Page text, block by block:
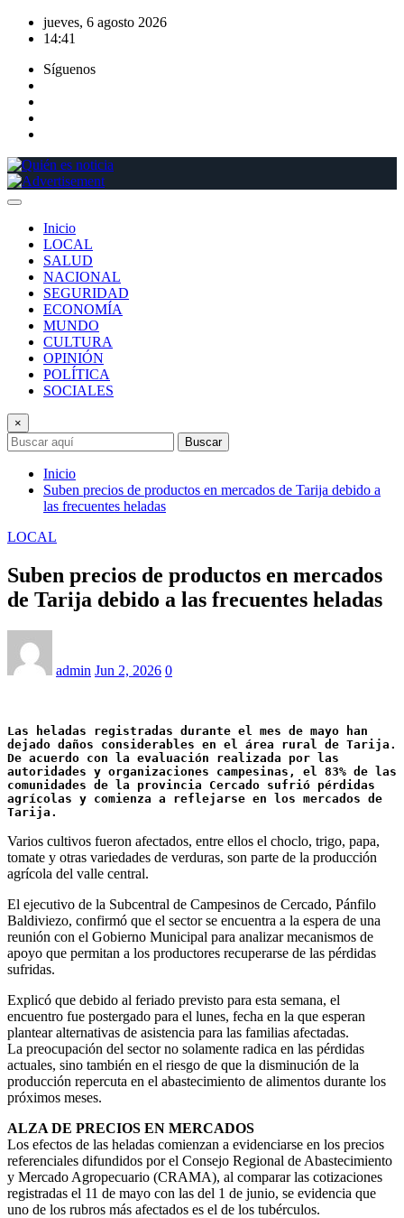
Saltar
jueves, 6 agosto 2026
14:41
Síguenos
Inicio
LOCAL
SALUD
NACIONAL
SEGURIDAD
ECONOMÍA
MUNDO
CULTURA
OPINIÓN
POLÍTICA
SOCIALES
×
Buscar
Inicio
Suben precios de productos en mercados de Tarija debido a
las frecuentes heladas
LOCAL
Suben precios de productos en mercados
de Tarija debido a las frecuentes heladas
admin Jun 2, 2026 0
Las heladas registradas durante el mes de mayo han
dejado daños considerables en el área rural de Tarija.
De acuerdo con la evaluación realizada por las
autoridades y organizaciones campesinas, el 83% de las
comunidades de la provincia Cercado sufrió pérdidas
agrícolas y comienza a reflejarse en los mercados de
Tarija.
Varios cultivos fueron afectados, entre ellos el choclo, trigo, papa,
tomate y otras variedades de verduras, son parte de la producción
agrícola del valle central.
El ejecutivo de la Subcentral de Campesinos de Cercado, Pánfilo
Baldiviezo, confirmó que el sector se encuentra a la espera de una
reunión con el Gobierno Municipal para analizar mecanismos de
apoyo que permitan a los productores recuperarse de las pérdidas
sufridas.
Explicó que debido al feriado previsto para esta semana, el
encuentro fue postergado para el lunes, fecha en la que esperan
plantear alternativas de asistencia para las familias afectadas.
La preocupación del sector no solamente radica en las pérdidas
actuales, sino también en el riesgo de que la disminución de la
producción repercuta en el abastecimiento de alimentos durante los
próximos meses.
ALZA DE PRECIOS EN MERCADOS
Los efectos de las heladas comienzan a evidenciarse en los precios
referenciales difundidos por el Consejo Regional de Abastecimiento
y Mercado Agropecuario (CRAMA), al comparar las cotizaciones
registradas el 11 de mayo con las del 1 de junio, se evidencia que
uno de los rubros más afectados es el de los tubérculos.